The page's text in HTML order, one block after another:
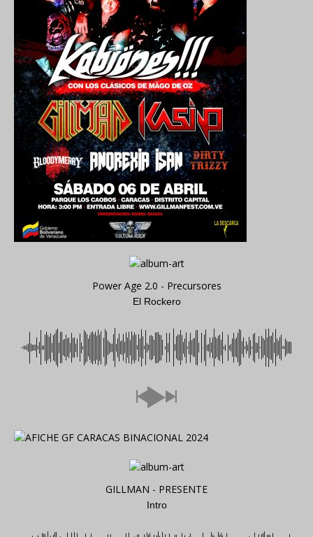
Power Age 2.0 - Precursores
El Rockero
GILLMAN - PRESENTE
Intro